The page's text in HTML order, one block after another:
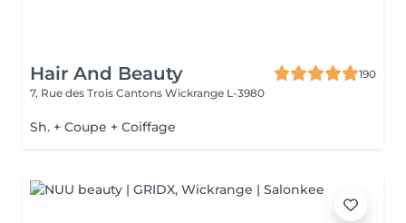
Hair And Beauty
190
7, Rue des Trois Cantons Wickrange L-3980
Sh. + Coupe + Coiffage